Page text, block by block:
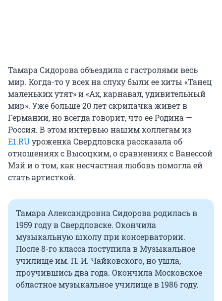
Тамара Сидорова объездила с гастролями весь
мир. Когда-то у всех на слуху были ее хиты «Танец
маленьких утят» и «Ах, карнавал, удивительный
мир». Уже больше 20 лет скрипачка живет в
Германии, но всегда говорит, что ее Родина —
Россия. В этом интервью нашим коллегам из
E1.RUуроженка Свердловска рассказала об
отношениях с Высоцким, о сравнениях с Ванессой
Мэй и о том, как несчастная любовь помогла ей
стать артисткой.
Тамара Александровна Сидорова родилась в
1959 году в Свердловске. Окончила
музыкальную школу при консерватории.
После 8-го класса поступила в Музыкальное
училище им. П. И. Чайковского, но ушла,
проучившись два года. Окончила Московское
областное музыкальное училище в 1986 году.